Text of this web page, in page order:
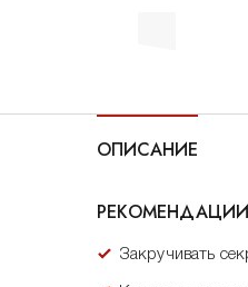
ОПИСАНИЕ
Закручивать